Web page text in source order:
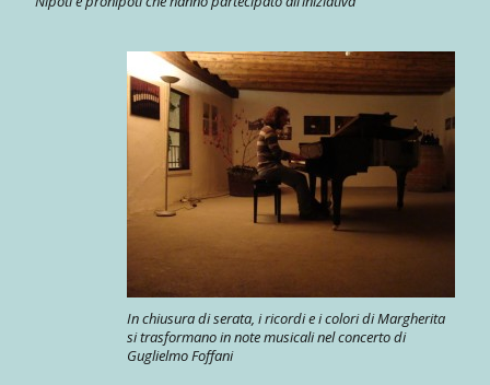
In chiusura di serata, i ricordi e i colori di Margherita
si trasformano in note musicali nel concerto di
Guglielmo Foffani